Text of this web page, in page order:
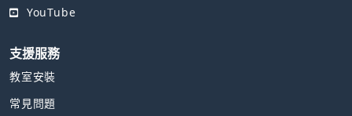
YouTube
支援服務
教室安裝
常見問題